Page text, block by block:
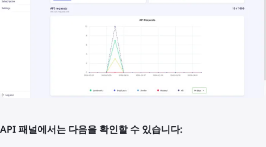
API 패널에서는 다음을 확인할 수 있습니다: